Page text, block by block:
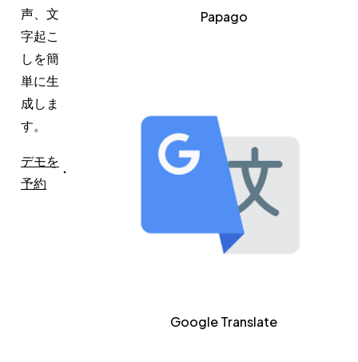
声、文
字起こ
しを簡
単に生
成しま
す。
デモを
予約
Papago
Google Translate